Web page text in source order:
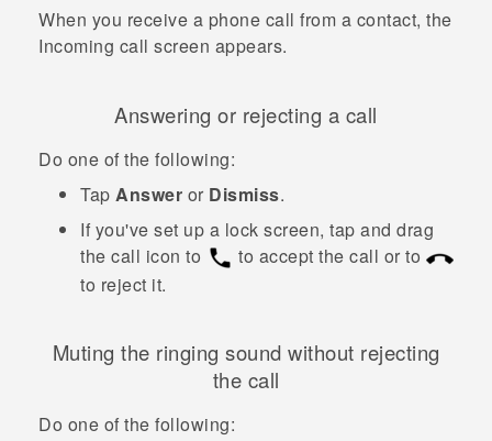
ỨNG DỤNG
HỖ TRỢ
When you receive a phone call from a contact, the
Incoming call screen appears.
Answering or rejecting a call
Do one of the following:
Tap Answer or Dismiss.
If you've set up a lock screen, tap and drag
the call icon to
to accept the call or to
to reject it.
Muting the ringing sound without rejecting
the call
Do one of the following: